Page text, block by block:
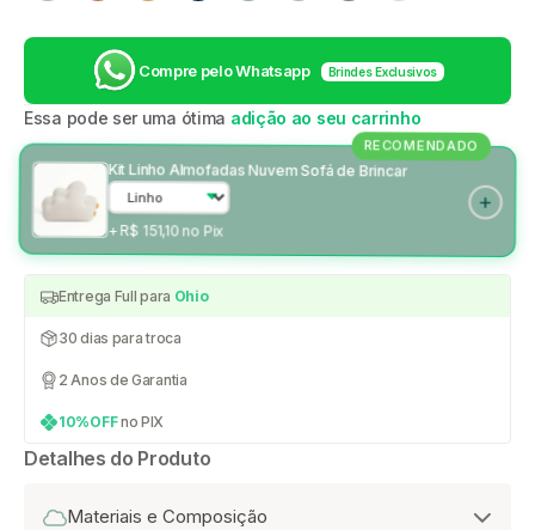
Compre pelo Whatsapp Brindes Exclusivos
Essa pode ser uma ótima adição ao seu carrinho
RECOMENDADO
Kit Linho Almofadas Nuvem Sofá de Brincar
+ R$ 151,10 no Pix
Entrega Full para Ohio
30 dias para troca
2 Anos de Garantia
10%OFFno PIX
Detalhes do Produto
Materiais e Composição